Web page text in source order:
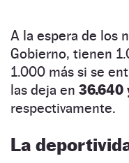
A la espera de los
Gobierno, tienen
1.000 más si se
las deja en 36.640
respectivamente.
La